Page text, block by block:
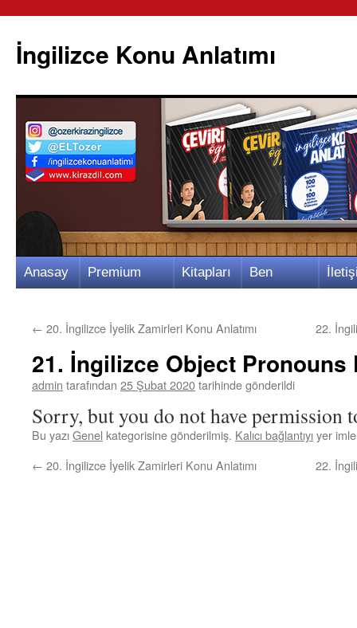
İngilizce Konu Anlatımı
İçeriğe
Anasay Premium Kitapları Ben
← 20. İngilizce İyelik Zamirleri Konu Anlatımı 22.
21. İngilizce Object Pronouns
admin tarafından 25 Şubat 2020tarihinde gönderildi
Sorry, but you do not have permission
Bu yazıGenel kategorisine gönderilmiş. Kalıcı bağlantıyıyer
← 20. İngilizce İyelik Zamirleri Konu Anlatımı 22.